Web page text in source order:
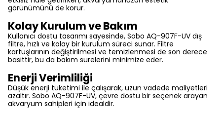
görünümünü de korur.
Kolay Kurulum ve Bakım
Kullanıcı dostu tasarımı sayesinde, Sobo AQ-907F-UV dış
filtre, hızlı ve kolay bir kurulum süreci sunar. Filtre
kartuşlarının değiştirilmesi ve temizlenmesi de son derece
basittir, bu da bakım sürelerini minimize eder.
Enerji Verimliliği
Düşük enerji tüketimi ile çalışarak, uzun vadede maliyetleri
azaltır. Sobo AQ-907F-UV, çevre dostu bir seçenek arayan
akvaryum sahipleri için idealdir.